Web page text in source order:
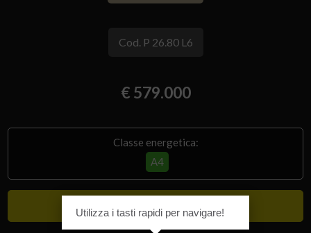
Cod. P 26.80 L6
€ 579.000
Classe energetica:
A4
Lusso
Utilizza i tasti rapidi per navigare!